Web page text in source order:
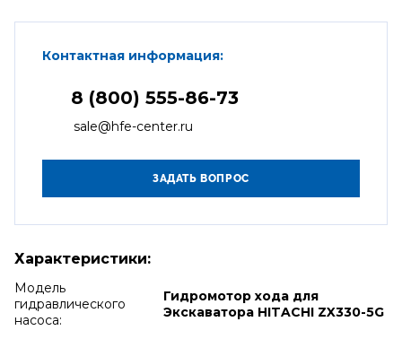
Контактная информация:
8 (800) 555-86-73
sale@hfe-center.ru
Характеристики:
Модель
гидравлического
насоса:
Гидромотор хода для
Экскаватора HITACHI ZX330-5G